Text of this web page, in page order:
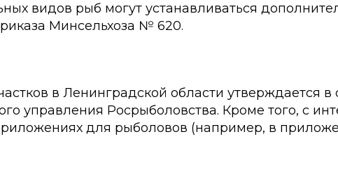
видов рыб могут устанавливаться
Минсельхоза № 620.
в Ленинградской области утверждается в
управления Росрыболовства. Кроме того, с
для рыболовов (например, в